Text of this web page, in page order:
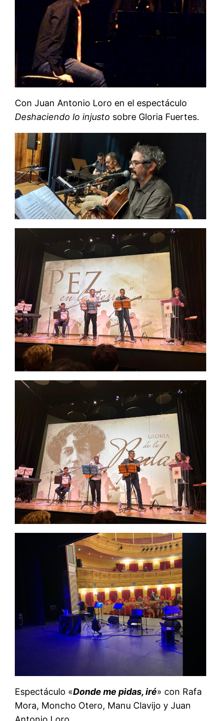
Con Juan Antonio Loro en el espectáculo
Deshaciendo lo injusto sobre Gloria Fuertes.
Espectáculo «Donde me pidas, iré» con Rafa
Mora, Moncho Otero, Manu Clavijo y Juan